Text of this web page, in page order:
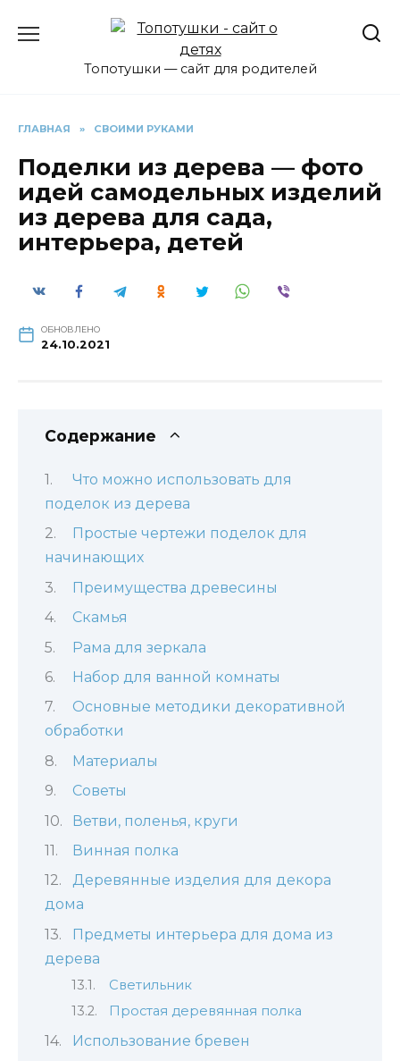
Топотушки — сайт для родителей
ГЛАВНАЯ » СВОИМИ РУКАМИ
Поделки из дерева — фото
идей самодельных изделий
из дерева для сада,
интерьера, детей
ОБНОВЛЕНО
24.10.2021
Содержание
Что можно использовать для
поделок из дерева
Простые чертежи поделок для
начинающих
Преимущества древесины
Скамья
Рама для зеркала
Набор для ванной комнаты
Основные методики декоративной
обработки
Материалы
Советы
Ветви, поленья, круги
Винная полка
Деревянные изделия для декора
дома
Предметы интерьера для дома из
дерева
Светильник
Простая деревянная полка
Использование бревен